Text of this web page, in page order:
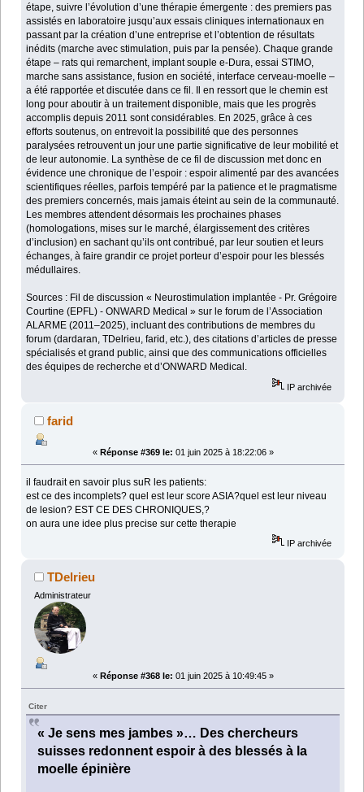
étape, suivre l’évolution d’une thérapie émergente : des premiers pas
assistés en laboratoire jusqu’aux essais cliniques internationaux en
passant par la création d’une entreprise et l’obtention de résultats
inédits (marche avec stimulation, puis par la pensée). Chaque grande
étape – rats qui remarchent, implant souple e-Dura, essai STIMO,
marche sans assistance, fusion en société, interface cerveau-moelle –
a été rapportée et discutée dans ce fil. Il en ressort que le chemin est
long pour aboutir à un traitement disponible, mais que les progrès
accomplis depuis 2011 sont considérables. En 2025, grâce à ces
efforts soutenus, on entrevoit la possibilité que des personnes
paralysées retrouvent un jour une partie significative de leur mobilité et
de leur autonomie. La synthèse de ce fil de discussion met donc en
évidence une chronique de l’espoir : espoir alimenté par des avancées
scientifiques réelles, parfois tempéré par la patience et le pragmatisme
des premiers concernés, mais jamais éteint au sein de la communauté.
Les membres attendent désormais les prochaines phases
(homologations, mises sur le marché, élargissement des critères
d’inclusion) en sachant qu’ils ont contribué, par leur soutien et leurs
échanges, à faire grandir ce projet porteur d’espoir pour les blessés
médullaires.
Sources : Fil de discussion « Neurostimulation implantée - Pr. Grégoire
Courtine (EPFL) - ONWARD Medical » sur le forum de l’Association
ALARME (2011–2025), incluant des contributions de membres du
forum (dardaran, TDelrieu, farid, etc.), des citations d’articles de presse
spécialisés et grand public, ainsi que des communications officielles
des équipes de recherche et d’ONWARD Medical.
IP archivée
farid
« Réponse #369 le: 01 juin 2025 à 18:22:06 »
il faudrait en savoir plus suR les patients:
est ce des incomplets? quel est leur score ASIA?quel est leur niveau
de lesion? EST CE DES CHRONIQUES,?
on aura une idee plus precise sur cette therapie
IP archivée
TDelrieu
Administrateur
« Réponse #368 le: 01 juin 2025 à 10:49:45 »
Citer
« Je sens mes jambes »… Des chercheurs
suisses redonnent espoir à des blessés à la
moelle épinière